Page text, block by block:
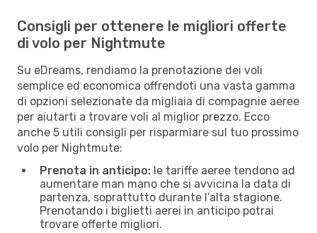
Consigli per ottenere le migliori offerte
di volo per Nightmute
Su eDreams, rendiamo la prenotazione dei voli
semplice ed economica offrendoti una vasta gamma
di opzioni selezionate da migliaia di compagnie aeree
per aiutarti a trovare voli al miglior prezzo. Ecco
anche 5 utili consigli per risparmiare sul tuo prossimo
volo per Nightmute:
Prenota in anticipo: le tariffe aeree tendono ad
aumentare man mano che si avvicina la data di
partenza, soprattutto durante l’alta stagione.
Prenotando i biglietti aerei in anticipo potrai
trovare offerte migliori.